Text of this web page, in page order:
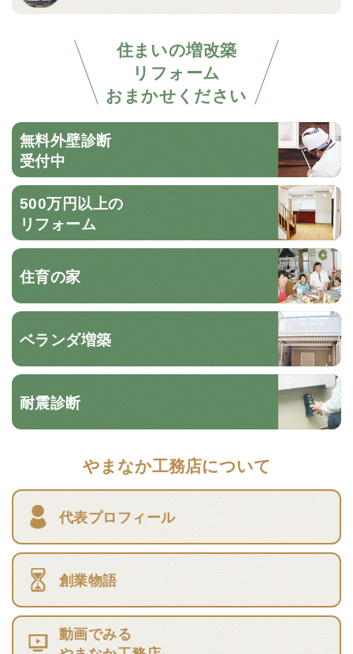
住まいの増改築
リフォーム
おまかせください
無料外壁診断
受付中
500万円以上の
リフォーム
住育の家
ベランダ増築
耐震診断
やまなか工務店について
代表プロフィール
創業物語
動画でみる